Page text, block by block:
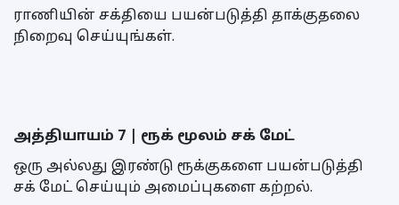
ராணியின் சக்தியை பயன்படுத்தி தாக்குதலை
நிறைவு செய்யுங்கள்.
அத்தியாயம் 7 | ரூக் மூலம் சக் மேட்
ஒரு அல்லது இரண்டு ரூக்குகளை பயன்படுத்தி
சக் மேட் செய்யும் அமைப்புகளை கற்றல்.